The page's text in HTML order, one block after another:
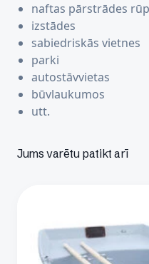
naftas pārstrādes
izstādes
sabiedriskās vietnes
parki
autostāvvietas
būvlaukumos
utt.
Jums varētu patikt arī